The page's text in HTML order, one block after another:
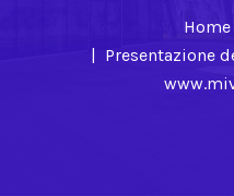
Home
Presentazione